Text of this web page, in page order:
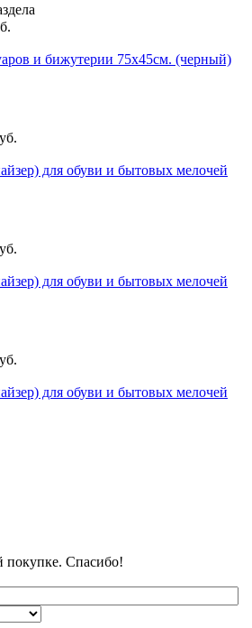
и бижутерии 75х45см. (черный)
для обуви и бытовых мелочей
для обуви и бытовых мелочей
для обуви и бытовых мелочей
покупке. Спасибо!